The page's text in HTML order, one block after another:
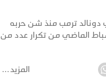
دونالد ترمب منذ شن حربه
الماضي من تكرار عدد من
المزيد